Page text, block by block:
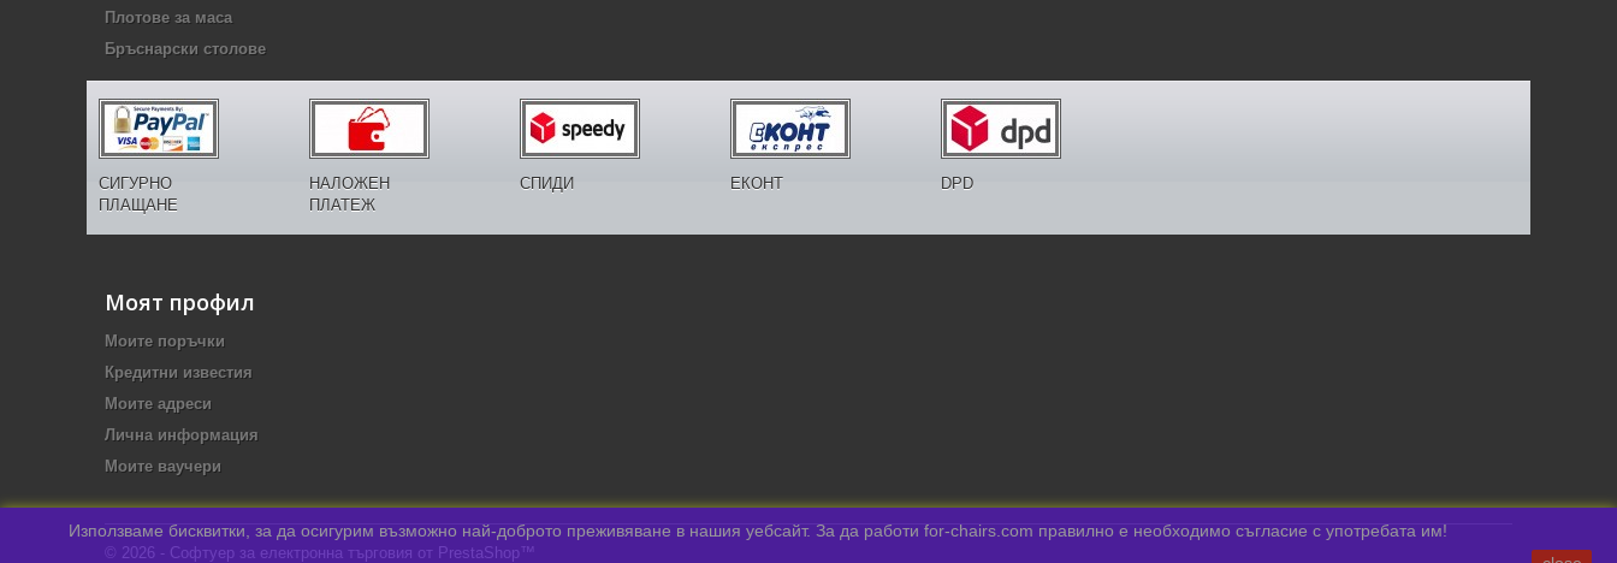
Плотове за маса
Бръснарски столове
© 2026 - Софтуер за електронна търговия от PrestaShop™
Използваме бисквитки, за да осигурим възможно най-доброто преживяване в нашия уебсайт. За да работи for-chairs.com правилно е необходимо съгласие с употребата им!
СИГУРНО
ПЛАЩАНЕ
НАЛОЖЕН
ПЛАТЕЖ
СПИДИ ЕКОНТ DPD
Моят профил
Моите поръчки
Кредитни известия
Моите адреси
Лична информация
Моите ваучери